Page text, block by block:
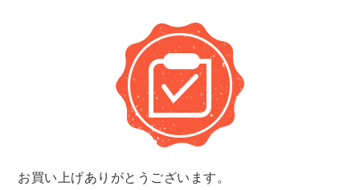
お買い上げありがとうございます。